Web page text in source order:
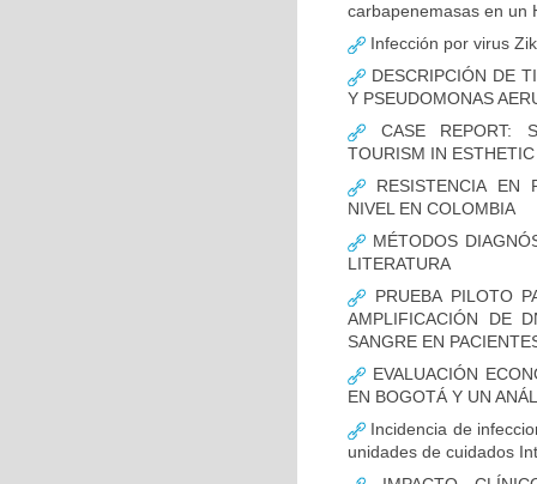
carbapenemasas en un
Infección por virus
DESCRIPCIÓN DE
Y PSEUDOMONAS
CASE REPORT:
TOURISM IN
RESISTENCIA EN
NIVEL EN COLOMBIA
MÉTODOS
LITERATURA
PRUEBA PILOTO
AMPLIFICACIÓN DE
SANGRE EN
EVALUACIÓN
EN BOGOTÁ Y UN
Incidencia de
unidades de cuidados